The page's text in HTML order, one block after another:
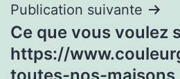
Publication suivante
Ce que vous voulez
https://
toutes-nos-maisons